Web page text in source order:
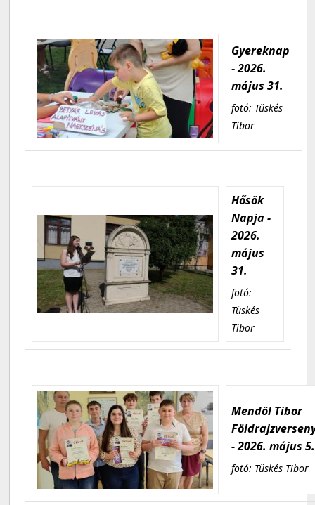
Gyereknap
- 2026.
május 31.
fotó: Tüskés
Tibor
Hősök
Napja -
2026.
május
31.
fotó:
Tüskés
Tibor
Mendöl Tibor
- 2026. május 5.
fotó: Tüskés Tibor